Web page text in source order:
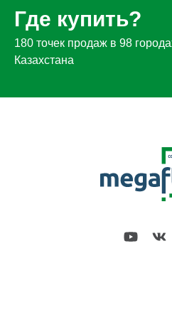
Где купить?
180 точек продаж в 98
Казахстана